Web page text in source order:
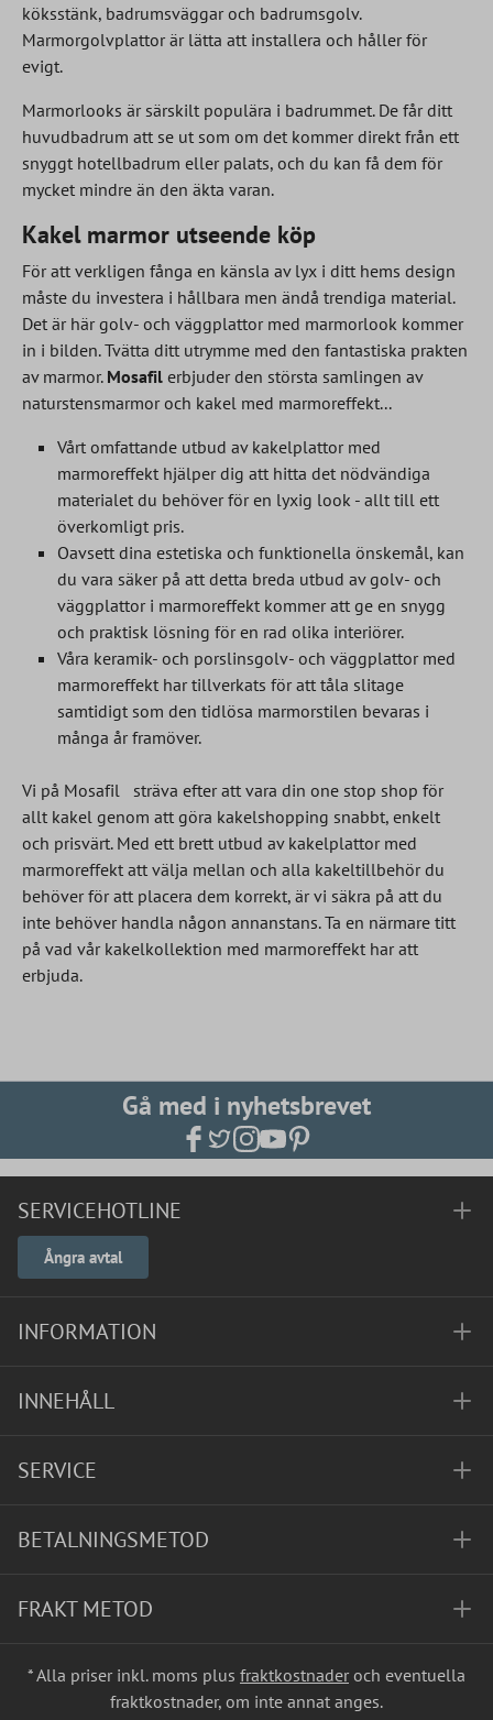
köksstänk, badrumsväggar och badrumsgolv.
Marmorgolvplattor är lätta att installera och håller för
evigt.
Marmorlooks är särskilt populära i badrummet. De får ditt
huvudbadrum att se ut som om det kommer direkt från ett
snyggt hotellbadrum eller palats, och du kan få dem för
mycket mindre än den äkta varan.
Kakel marmor utseende köp
För att verkligen fånga en känsla av lyx i ditt hems design
måste du investera i hållbara men ändå trendiga material.
Det är här golv- och väggplattor med marmorlook kommer
in i bilden. Tvätta ditt utrymme med den fantastiska prakten
av marmor. Mosafil erbjuder den största samlingen av
naturstensmarmor och kakel med marmoreffekt...
Vårt omfattande utbud av kakelplattor med
marmoreffekt hjälper dig att hitta det nödvändiga
materialet du behöver för en lyxig look - allt till ett
överkomligt pris.
Oavsett dina estetiska och funktionella önskemål, kan
du vara säker på att detta breda utbud av golv- och
väggplattor i marmoreffekt kommer att ge en snygg
och praktisk lösning för en rad olika interiörer.
Våra keramik- och porslinsgolv- och väggplattor med
marmoreffekt har tillverkats för att tåla slitage
samtidigt som den tidlösa marmorstilen bevaras i
många år framöver.
Vi på Mosafil sträva efter att vara din one stop shop för
allt kakel genom att göra kakelshopping snabbt, enkelt
och prisvärt. Med ett brett utbud av kakelplattor med
marmoreffekt att välja mellan och alla kakeltillbehör du
behöver för att placera dem korrekt, är vi säkra på att du
inte behöver handla någon annanstans. Ta en närmare titt
på vad vår kakelkollektion med marmoreffekt har att
erbjuda.
Gå med i nyhetsbrevet
SERVICEHOTLINE
Ångra avtal
INFORMATION
INNEHÅLL
SERVICE
BETALNINGSMETOD
FRAKT METOD
* Alla priser inkl. moms plus fraktkostnader och eventuella
fraktkostnader, om inte annat anges.